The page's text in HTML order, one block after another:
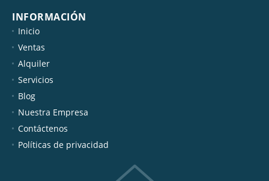
INFORMACIÓN
Inicio
Ventas
Alquiler
Servicios
Blog
Nuestra Empresa
Contáctenos